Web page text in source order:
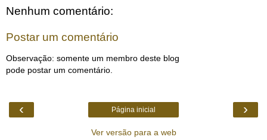
Nenhum comentário:
Postar um comentário
Observação: somente um membro deste blog
pode postar um comentário.
‹ ›
Página inicial
Ver versão para a web